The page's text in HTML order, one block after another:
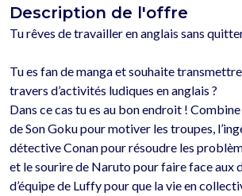
Description de l'offre
Tu rêves de travailler en anglais sans
Tu es fan de manga et souhaite
travers d’activités ludiques en anglais ?
Dans ce cas tu es au bon endroit !
de Son Goku pour motiver les troupes,
détective Conan pour résoudre les
et le sourire de Naruto pour faire face aux
d’équipe de Luffy pour que la vie en